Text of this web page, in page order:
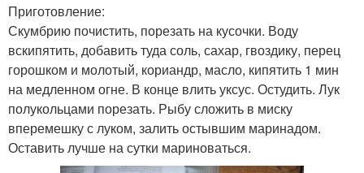
Приготовление:
Скумбрию почистить, порезать на кусочки. Воду
вскипятить, добавить туда соль, сахар, гвоздику, перец
горошком и молотый, кориандр, масло, кипятить 1 мин
на медленном огне. В конце влить уксус. Остудить. Лук
полукольцами порезать. Рыбу сложить в миску
вперемешку с луком, залить остывшим маринадом.
Оставить лучше на сутки мариноваться.